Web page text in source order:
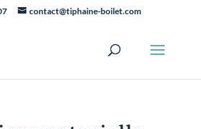
contact@tiphaine-boilet.com